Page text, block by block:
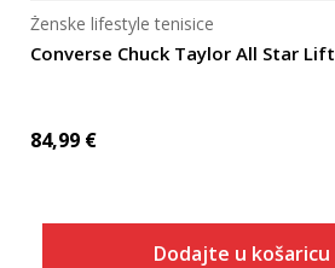
Converse Chuck Taylor All Star Lift
Ženske lifestyle tenisice
84,99 €
Dodajte u košaricu